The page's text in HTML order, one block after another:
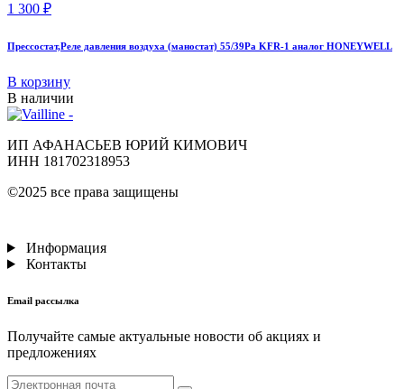
1 300 ₽
Прессостат,Реле давления воздуха (маностат) 55/39Pa KFR-1 аналог HONEYWELL
В корзину
В наличии
ИП АФАНАСЬЕВ ЮРИЙ КИМОВИЧ
ИНН 181702318953
©2025 все права защищены
Информация
Контакты
Email рассылка
Получайте самые актуальные новости об акциях и
предложениях